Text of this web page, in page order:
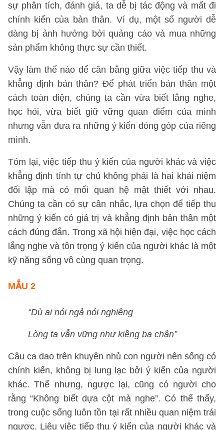
sự phân tích, đánh giá, ta dễ bị tác động và mất đi
chính kiến của bản thân. Ví dụ, một số người dễ
dàng bị ảnh hưởng bởi quảng cáo và mua những
sản phẩm không thực sự cần thiết.
Vậy làm thế nào để cân bằng giữa việc tiếp thu và
khẳng định bản thân? Để phát triển bản thân một
cách toàn diện, chúng ta cần vừa biết lắng nghe,
học hỏi, vừa biết giữ vững quan điểm của mình
nhưng vẫn đưa ra những ý kiến đóng góp của riêng
mình.
Tóm lại, việc tiếp thu ý kiến của người khác và việc
khẳng định tính tự chủ không phải là hai khái niệm
đối lập mà có mối quan hệ mật thiết với nhau.
Chúng ta cần có sự cân nhắc, lựa chọn để tiếp thu
những ý kiến có giá trị và khẳng định bản thân một
cách đúng đắn. Trong xã hội hiện đại, việc học cách
lắng nghe và tôn trọng ý kiến của người khác là một
kỹ năng sống vô cùng quan trọng.
MẪU 2
“Dù ai nói ngả nói nghiêng
Lòng ta vẫn vững như kiềng ba chân”
Câu ca dao trên khuyên nhủ con người nên sống có
chính kiến, không bị lung lạc bởi ý kiến của người
khác. Thế nhưng, ngược lại, cũng có người cho
rằng “Không biết dựa cột mà nghe”. Có thể thấy,
trong cuộc sống luôn tồn tại rất nhiều quan niệm trái
ngược. Liệu việc tiếp thu ý kiến của người khác và